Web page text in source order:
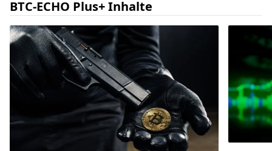
BTC-ECHO Plus+ Inhalte